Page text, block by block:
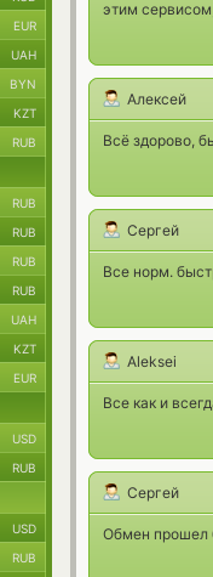
этим
Алексей
Всё здорово,
Сергей
Все норм.
Aleksei
Все как и
Сергей
Обмен прошел
EUR
UAH
BYN
KZT
RUB
RUB
RUB
RUB
RUB
UAH
KZT
EUR
USD
RUB
USD
RUB